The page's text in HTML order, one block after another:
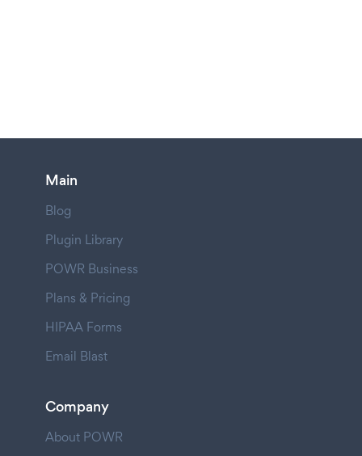
Main
Blog
Plugin Library
POWR Business
Plans & Pricing
HIPAA Forms
Email Blast
Company
About POWR